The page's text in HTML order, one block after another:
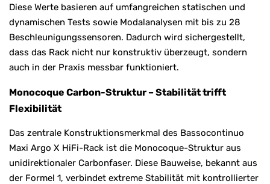
Diese Werte basieren auf umfangreichen statischen und
dynamischen Tests sowie Modalanalysen mit bis zu 28
Beschleunigungssensoren. Dadurch wird sichergestellt,
dass das Rack nicht nur konstruktiv überzeugt, sondern
auch in der Praxis messbar funktioniert.
Monocoque Carbon-Struktur – Stabilität trifft
Flexibilität
Das zentrale Konstruktionsmerkmal des Bassocontinuo
Maxi Argo X HiFi-Rack ist die Monocoque-Struktur aus
unidirektionaler Carbonfaser. Diese Bauweise, bekannt aus
der Formel 1, verbindet extreme Stabilität mit kontrollierter